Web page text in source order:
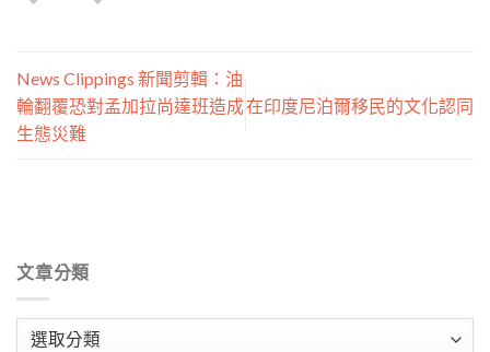
News Clippings 新聞剪輯：油
輪翻覆恐對孟加拉尚達班造成
生態災難
在印度尼泊爾移民的文化認同
文章分類